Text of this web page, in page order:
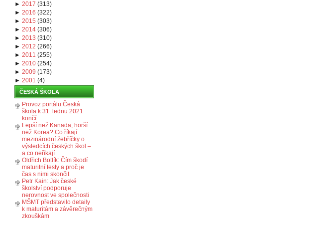
► 2017 (313)
► 2016 (322)
► 2015 (303)
► 2014 (306)
► 2013 (310)
► 2012 (266)
► 2011 (255)
► 2010 (254)
► 2009 (173)
► 2001 (4)
ČESKÁ ŠKOLA
Provoz portálu Česká
škola k 31. lednu 2021
končí
Lepší než Kanada, horší
než Korea? Co říkají
mezinárodní žebříčky o
výsledcích českých škol –
a co neříkají
Oldřich Botlík: Čím škodí
maturitní testy a proč je
čas s nimi skončit
Petr Kain: Jak české
školství podporuje
nerovnost ve společnosti
MŠMT představilo detaily
k maturitám a závěrečným
zkouškám